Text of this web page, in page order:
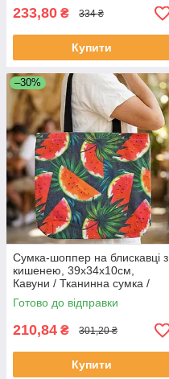
233,80 ₴ 334 ₴
Купити
–30%
Сумка-шоппер на блискавці з
кишенею, 39х34х10см,
Кавуни / Тканинна сумка /
Сумка шоппер / Шоппер з
принтом
Готово до відправки
210,84 ₴ 301,20 ₴
Купити